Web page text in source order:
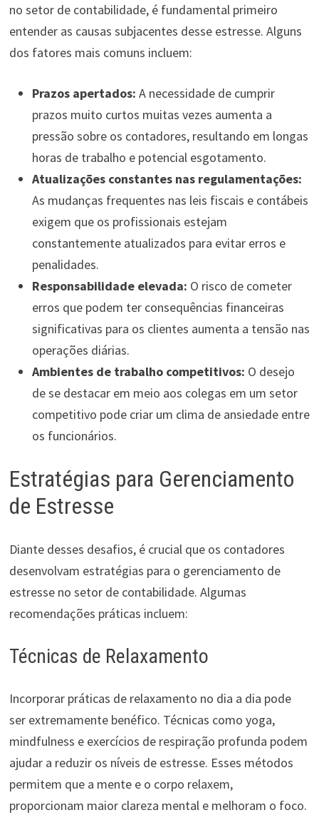
no setor de contabilidade, é fundamental primeiro
entender as causas subjacentes desse estresse. Alguns
dos fatores mais comuns incluem:
Prazos apertados: A necessidade de cumprir
prazos muito curtos muitas vezes aumenta a
pressão sobre os contadores, resultando em longas
horas de trabalho e potencial esgotamento.
Atualizações constantes nas regulamentações:
As mudanças frequentes nas leis fiscais e contábeis
exigem que os profissionais estejam
constantemente atualizados para evitar erros e
penalidades.
Responsabilidade elevada: O risco de cometer
erros que podem ter consequências financeiras
significativas para os clientes aumenta a tensão nas
operações diárias.
Ambientes de trabalho competitivos: O desejo
de se destacar em meio aos colegas em um setor
competitivo pode criar um clima de ansiedade entre
os funcionários.
Estratégias para Gerenciamento
de Estresse
Diante desses desafios, é crucial que os contadores
desenvolvam estratégias para o gerenciamento de
estresse no setor de contabilidade. Algumas
recomendações práticas incluem:
Técnicas de Relaxamento
Incorporar práticas de relaxamento no dia a dia pode
ser extremamente benéfico. Técnicas como yoga,
mindfulness e exercícios de respiração profunda podem
ajudar a reduzir os níveis de estresse. Esses métodos
permitem que a mente e o corpo relaxem,
proporcionam maior clareza mental e melhoram o foco.